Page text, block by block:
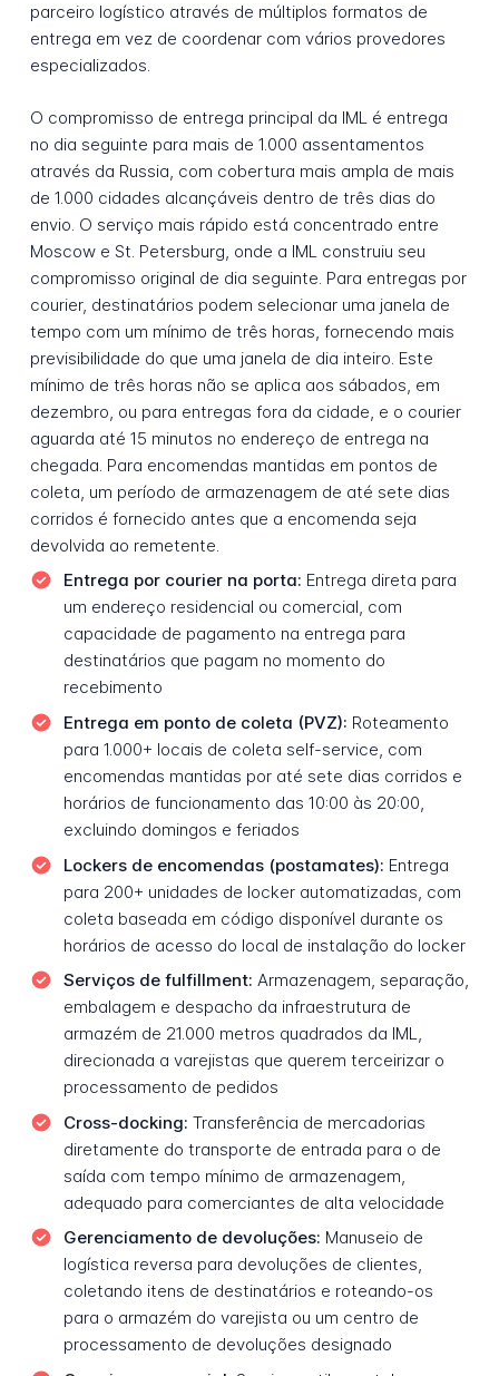
parceiro logístico através de múltiplos formatos de
entrega em vez de coordenar com vários provedores
especializados.
O compromisso de entrega principal da IML é entrega
no dia seguinte para mais de 1.000 assentamentos
através da Russia, com cobertura mais ampla de mais
de 1.000 cidades alcançáveis dentro de três dias do
envio. O serviço mais rápido está concentrado entre
Moscow e St. Petersburg, onde a IML construiu seu
compromisso original de dia seguinte. Para entregas por
courier, destinatários podem selecionar uma janela de
tempo com um mínimo de três horas, fornecendo mais
previsibilidade do que uma janela de dia inteiro. Este
mínimo de três horas não se aplica aos sábados, em
dezembro, ou para entregas fora da cidade, e o courier
aguarda até 15 minutos no endereço de entrega na
chegada. Para encomendas mantidas em pontos de
coleta, um período de armazenagem de até sete dias
corridos é fornecido antes que a encomenda seja
devolvida ao remetente.
Entrega por courier na porta: Entrega direta para
um endereço residencial ou comercial, com
capacidade de pagamento na entrega para
destinatários que pagam no momento do
recebimento
Entrega em ponto de coleta (PVZ): Roteamento
para 1.000+ locais de coleta self-service, com
encomendas mantidas por até sete dias corridos e
horários de funcionamento das 10:00 às 20:00,
excluindo domingos e feriados
Lockers de encomendas (postamates): Entrega
para 200+ unidades de locker automatizadas, com
coleta baseada em código disponível durante os
horários de acesso do local de instalação do locker
Serviços de fulfillment: Armazenagem, separação,
embalagem e despacho da infraestrutura de
armazém de 21.000 metros quadrados da IML,
direcionada a varejistas que querem terceirizar o
processamento de pedidos
Cross-docking: Transferência de mercadorias
diretamente do transporte de entrada para o de
saída com tempo mínimo de armazenagem,
adequado para comerciantes de alta velocidade
Gerenciamento de devoluções: Manuseio de
logística reversa para devoluções de clientes,
coletando itens de destinatários e roteando-os
para o armazém do varejista ou um centro de
processamento de devoluções designado